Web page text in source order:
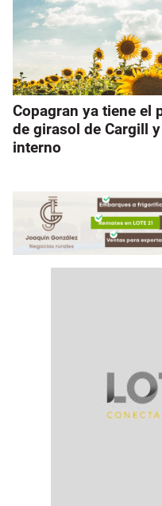
Copagran ya tiene el
de girasol de Cargill
interno